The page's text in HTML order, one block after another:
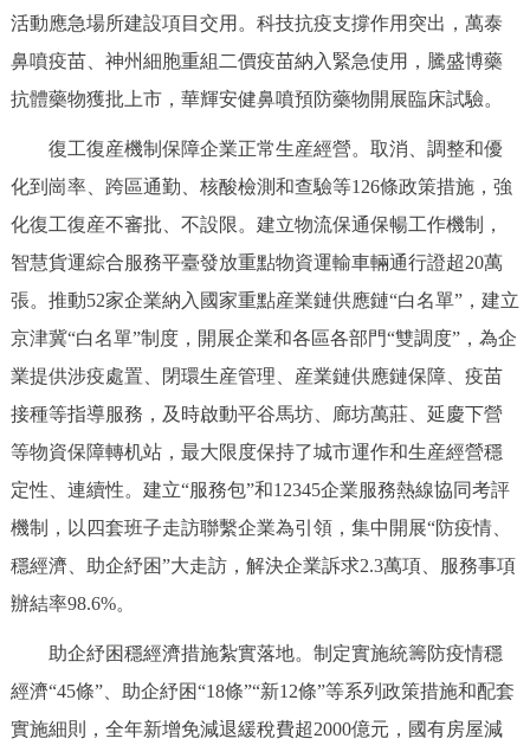
活動應急場所建設項目交用。科技抗疫支撐作用突出，萬泰
鼻噴疫苗、神州細胞重組二價疫苗納入緊急使用，騰盛博藥
抗體藥物獲批上市，華輝安健鼻噴預防藥物開展臨床試驗。
復工復産機制保障企業正常生産經營。取消、調整和優
化到崗率、跨區通勤、核酸檢測和查驗等126條政策措施，強
化復工復産不審批、不設限。建立物流保通保暢工作機制，
智慧貨運綜合服務平臺發放重點物資運輸車輛通行證超20萬
張。推動52家企業納入國家重點産業鏈供應鏈“白名單”，建立
京津冀“白名單”制度，開展企業和各區各部門“雙調度”，為企
業提供涉疫處置、閉環生産管理、産業鏈供應鏈保障、疫苗
接種等指導服務，及時啟動平谷馬坊、廊坊萬莊、延慶下營
等物資保障轉机站，最大限度保持了城市運作和生産經營穩
定性、連續性。建立“服務包”和12345企業服務熱線協同考評
機制，以四套班子走訪聯繫企業為引領，集中開展“防疫情、
穩經濟、助企紓困”大走訪，解決企業訴求2.3萬項、服務事項
辦結率98.6%。
助企紓困穩經濟措施紮實落地。制定實施統籌防疫情穩
經濟“45條”、助企紓困“18條”“新12條”等系列政策措施和配套
實施細則，全年新增免減退緩稅費超2000億元，國有房屋減